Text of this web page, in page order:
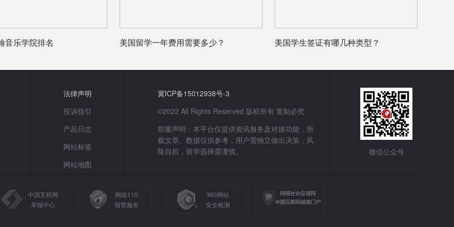
音乐学院排名 美国留学一年费用需要多少？ 美国学生签证有哪几种类型？
法律声明
投诉指引
产品日志
网站标签
网站地图
冀ICP备15012938号-3
©2022 All Rights Reserved 版权所有 复制必究
郑重声明：本平台仅提供资讯服务及对接功能，所
载文章、数据仅供参考，用户需独立做出决策，风
险自担，留学选择需谨慎。
微信公众号
中国互联网
举报中心
网络110
报警服务
360网站
安全检测